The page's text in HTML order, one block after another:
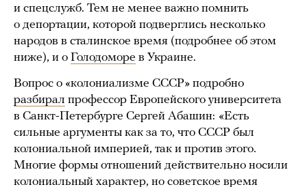
и спецслужб. Тем не менее важно помнить
о депортации, которой подверглись несколько
народов в сталинское время (подробнее об этом
ниже), и о Голодоморе в Украине.
Вопрос о «колониализме СССР» подробно
разбирал профессор Европейского университета
в Санкт-Петербурге Сергей Абашин: «Есть
сильные аргументы как за то, что СССР был
колониальной империей, так и против этого.
Многие формы отношений действительно носили
колониальный характер, но советское время